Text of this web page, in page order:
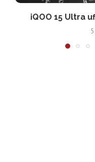
iQOO 15 Ultra